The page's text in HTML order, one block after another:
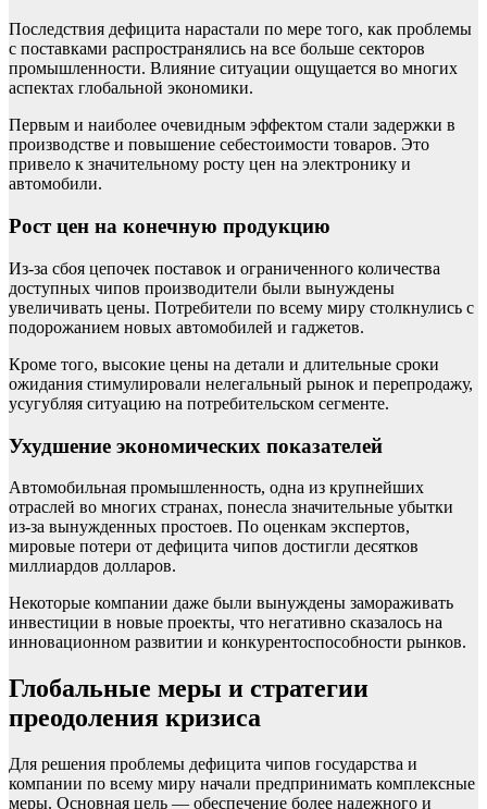
Последствия дефицита нарастали по мере того, как проблемы
с поставками распространялись на все больше секторов
промышленности. Влияние ситуации ощущается во многих
аспектах глобальной экономики.
Первым и наиболее очевидным эффектом стали задержки в
производстве и повышение себестоимости товаров. Это
привело к значительному росту цен на электронику и
автомобили.
Рост цен на конечную продукцию
Из-за сбоя цепочек поставок и ограниченного количества
доступных чипов производители были вынуждены
увеличивать цены. Потребители по всему миру столкнулись с
подорожанием новых автомобилей и гаджетов.
Кроме того, высокие цены на детали и длительные сроки
ожидания стимулировали нелегальный рынок и перепродажу,
усугубляя ситуацию на потребительском сегменте.
Ухудшение экономических показателей
Автомобильная промышленность, одна из крупнейших
отраслей во многих странах, понесла значительные убытки
из-за вынужденных простоев. По оценкам экспертов,
мировые потери от дефицита чипов достигли десятков
миллиардов долларов.
Некоторые компании даже были вынуждены замораживать
инвестиции в новые проекты, что негативно сказалось на
инновационном развитии и конкурентоспособности рынков.
Глобальные меры и стратегии
преодоления кризиса
Для решения проблемы дефицита чипов государства и
компании по всему миру начали предпринимать комплексные
меры. Основная цель — обеспечение более надежного и